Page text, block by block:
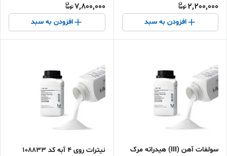
2,200,000
افزودن به سبد
7,800,000
افزودن به سبد
سولفات آهن (III) هیدراته مرک
نیترات روی 4 آبه کد 108833